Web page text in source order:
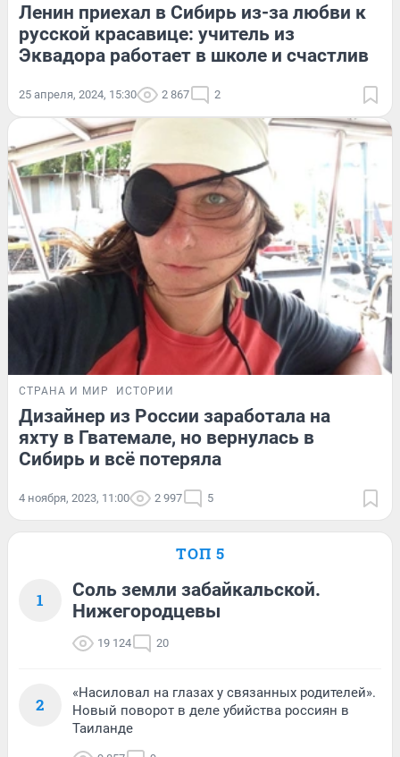
Ленин приехал в Сибирь из-за любви к
русской красавице: учитель из
Эквадора работает в школе и счастлив
25 апреля, 2024, 15:30 2 867 2
СТРАНА И МИР ИСТОРИИ
Дизайнер из России заработала на
яхту в Гватемале, но вернулась в
Сибирь и всё потеряла
4 ноября, 2023, 11:00 2 997 5
ТОП 5
1
Соль земли забайкальской.
Нижегородцевы
19 124 20
2
«Насиловал на глазах у связанных родителей».
Новый поворот в деле убийства россиян в
Таиланде